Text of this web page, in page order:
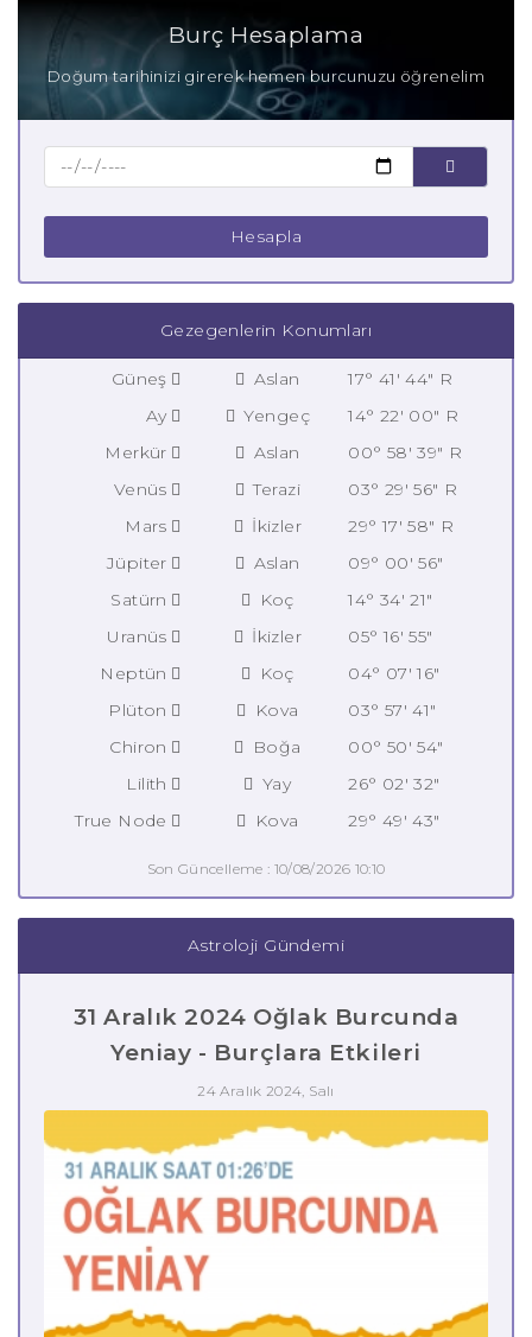
Burç Hesaplama
Doğum tarihinizi girerek hemen burcunuzu öğrenelim
Hesapla
Gezegenlerin Konumları
Güneş Aslan
17° 41' 44" R
Ay
Yengeç
14° 22' 00" R
Merkür
Aslan
00° 58' 39" R
Venüs
Terazi
03° 29' 56" R
Mars
İkizler
29° 17' 58" R
Jüpiter
Aslan
09° 00' 56"
Satürn
Koç
14° 34' 21"
Uranüs
İkizler
05° 16' 55"
Neptün
Koç
04° 07' 16"
Plüton
Kova
03° 57' 41"
Chiron
Boğa
00° 50' 54"
Lilith
Yay
26° 02' 32"
True Node
Kova 29° 49' 43"
Son Güncelleme : 10/08/2026 10:10
Astroloji Gündemi
31 Aralık 2024 Oğlak Burcunda
Yeniay - Burçlara Etkileri
24 Aralık 2024, Salı